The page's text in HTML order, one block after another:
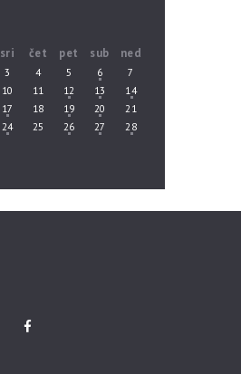
sri čet pet sub ned
3 4 5 6
7
10 11 12 13
14
17 18 19 20
21
24 25 26 27
28